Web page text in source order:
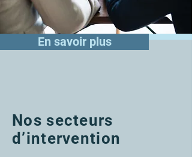
En savoir plus
Nos secteurs
d’intervention